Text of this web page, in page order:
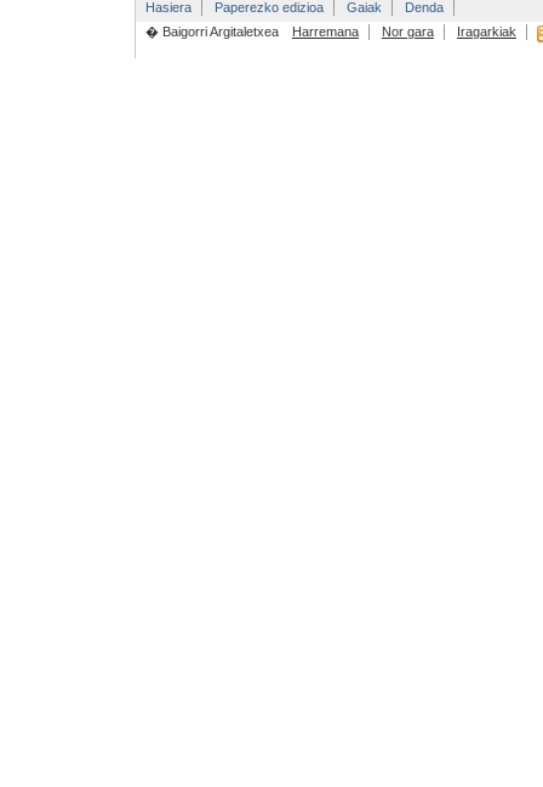
Hasiera Paperezko edizioa Gaiak
Denda
� Baigorri Argitaletxea
Harremana Nor gara Iragarkiak